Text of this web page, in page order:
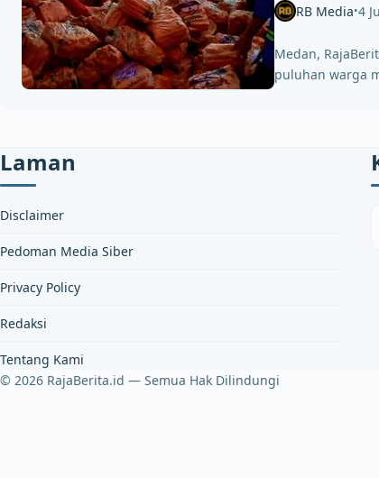
RB Media•4
Medan,
puluhan warga
Laman
Disclaimer
Pedoman Media Siber
Privacy Policy
Redaksi
Tentang Kami
© 2026 RajaBerita.id — Semua Hak Dilindungi